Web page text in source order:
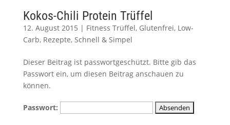
Kokos-Chili Protein Trüffel
12. August 2015 | Fitness Trüffel, Glutenfrei, Low-
Carb, Rezepte, Schnell & Simpel
Dieser Beitrag ist passwortgeschützt. Bitte gib das
Passwort ein, um diesen Beitrag anschauen zu
können.
Passwort: